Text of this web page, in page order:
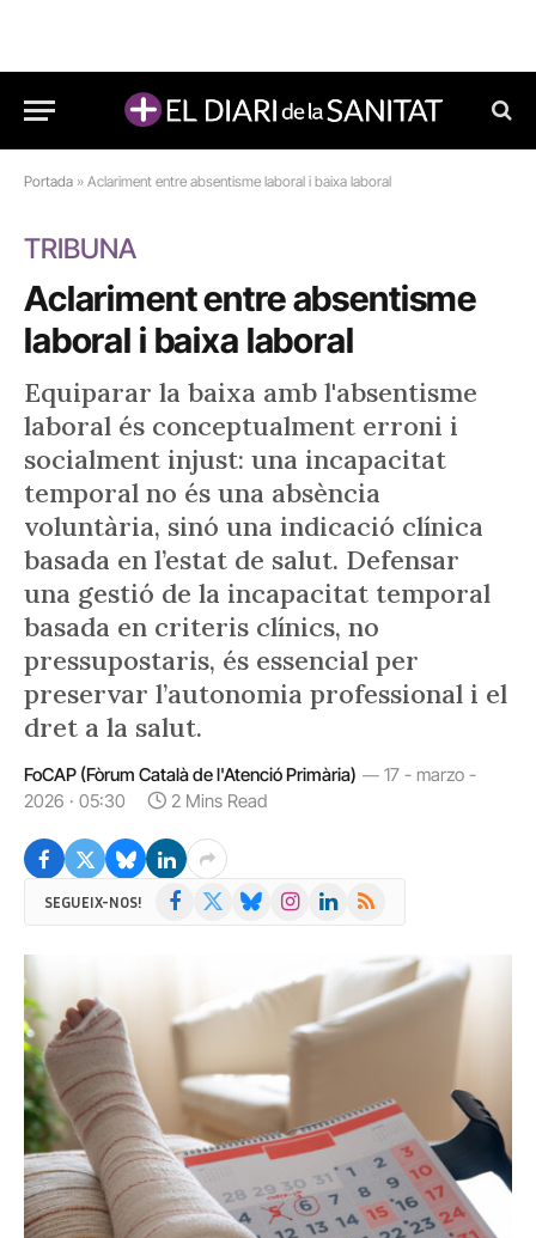
Portada » Aclariment entre absentisme laboral i baixa laboral
TRIBUNA
Aclariment entre absentisme
laboral i baixa laboral
Equiparar la baixa amb l'absentisme
laboral és conceptualment erroni i
socialment injust: una incapacitat
temporal no és una absència
voluntària, sinó una indicació clínica
basada en l’estat de salut. Defensar
una gestió de la incapacitat temporal
basada en criteris clínics, no
pressupostaris, és essencial per
preservar l’autonomia professional i el
dret a la salut.
FoCAP (Fòrum Català de l'Atenció Primària)
17 - marzo -
2026 · 05:30
2 Mins Read
SEGUEIX-NOS! Facebook BlueskyInstagramLinkedIn
RSS